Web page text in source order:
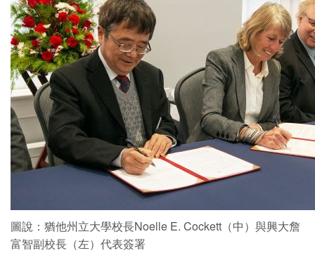
圖說：猶他州立大學校長Noelle E. Cockett（中）與興大詹
富智副校長（左）代表簽署